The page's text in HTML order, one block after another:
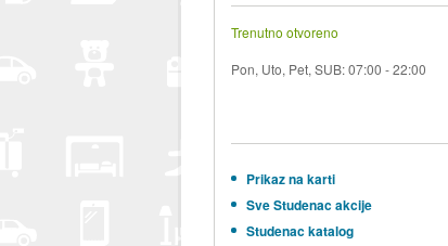
Trenutno otvoreno
Pon, Uto, Pet, SUB: 07:00 - 22:00
Prikaz na karti
Sve Studenac akcije
Studenac katalog